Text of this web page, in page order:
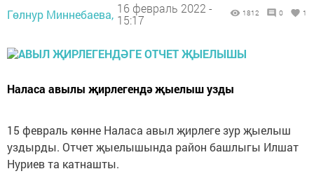
Гөлнур Миннебаева, 16 февраль 2022 -
15:17
1812 0 1
Наласа авылы җирлегендә җыелыш узды
15 февраль көнне Наласа авыл җирлеге зур җыелыш
уздырды. Отчет җыелышында район башлыгы Илшат
Нуриев та катнашты.